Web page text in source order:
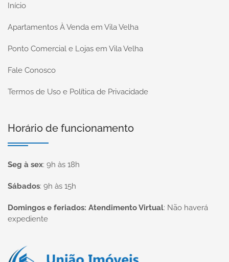
Início
Apartamentos À Venda em Vila Velha
Ponto Comercial e Lojas em Vila Velha
Fale Conosco
Termos de Uso e Política de Privacidade
Horário de funcionamento
Seg à sex: 9h às 18h
Sábados: 9h às 15h
Domingos e feriados: Atendimento Virtual: Não haverá
expediente
Página inicial